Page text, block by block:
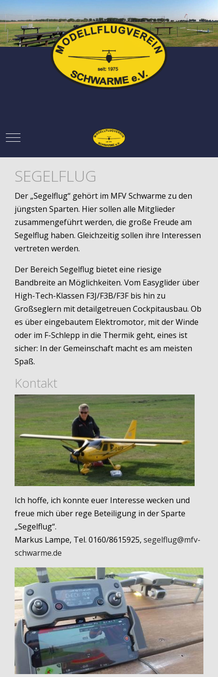
Mobile Menu Toggle
SEGELFLUG
Der „Segelflug“ gehört im MFV Schwarme zu den
jüngsten Sparten. Hier sollen alle Mitglieder
zusammengeführt werden, die große Freude am
Segelflug haben. Gleichzeitig sollen ihre Interessen
vertreten werden.
Der Bereich Segelflug bietet eine riesige
Bandbreite an Möglichkeiten. Vom Easyglider über
High-Tech-Klassen F3J/F3B/F3F bis hin zu
Großseglern mit detailgetreuen Cockpitausbau. Ob
es über eingebautem Elektromotor, mit der Winde
oder im F-Schlepp in die Thermik geht, eines ist
sicher: In der Gemeinschaft macht es am meisten
Spaß.
Kontakt
Ich hoffe, ich konnte euer Interesse wecken und
freue mich über rege Beteiligung in der Sparte
„Segelflug“.
Markus Lampe, Tel. 0160/8615925, segelflug@mfv-
schwarme.de